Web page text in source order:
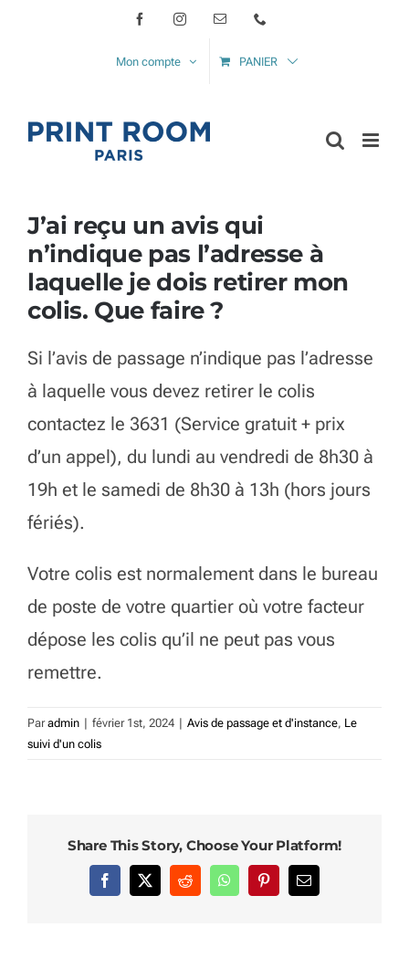
FacebookInstagramEmail
Mon compte PANIER
J’ai reçu un avis qui
n’indique pas l’adresse à
laquelle je dois retirer mon
colis. Que faire ?
Si l’avis de passage n’indique pas l’adresse
à laquelle vous devez retirer le colis
contactez le 3631 (Service gratuit + prix
d’un appel), du lundi au vendredi de 8h30 à
19h et le samedi de 8h30 à 13h (hors jours
fériés).
Votre colis est normalement dans le bureau
de poste de votre quartier où votre facteur
dépose les colis qu’il ne peut pas vous
remettre.
Paradmin | février 1st, 2024 | Avis de passage et d'instance, Le
suivi d'un colis
Share This Story, Choose Your Platform!
Facebook
X RedditWhatsAppPinterestEmail